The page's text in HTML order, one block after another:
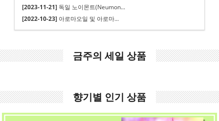
[2023-11-21]독일 노이몬트(Neumon...
[2022-10-23]아로마오일 및 아로마...
금주의 세일 상품
향기별 인기 상품